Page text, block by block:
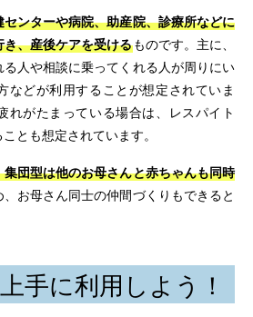
センターや病院、助産院、診療所などに
、産後ケアを受けるものです。主に、
人や相談に乗ってくれる人が周りにい
などが利用することが想定されていま
れがたまっている場合は、レスパイト
とも想定されています。
団型は他のお母さんと赤ちゃんも同時
、お母さん同士の仲間づくりもできると
手に利用しよう！